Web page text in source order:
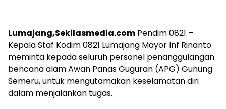
Lumajang,Sekilasmedia.com Pendim 0821 –
Kepala Staf Kodim 0821 Lumajang Mayor Inf Rinanto
meminta kepada seluruh personel penanggulangan
bencana alam Awan Panas Guguran (APG) Gunung
Semeru, untuk mengutamakan keselamatan diri
dalam menjalankan tugas.